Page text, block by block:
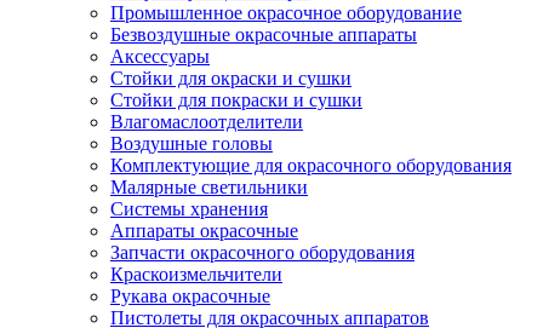
Промышленное окрасочное оборудование
Безвоздушные окрасочные аппараты
Аксессуары
Стойки для окраски и сушки
Стойки для покраски и сушки
Влагомаслоотделители
Воздушные головы
Комплектующие для окрасочного оборудования
Малярные светильники
Системы хранения
Аппараты окрасочные
Запчасти окрасочного оборудования
Краскоизмельчители
Рукава окрасочные
Пистолеты для окрасочных аппаратов